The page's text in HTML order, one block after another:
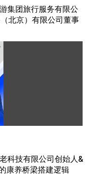
集团旅行服务有限公
北京）有限公司董事
科技有限公司创始人&
康养桥梁搭建逻辑